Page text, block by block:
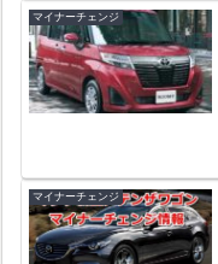
マイナーチェンジ
マイナーチェンジ